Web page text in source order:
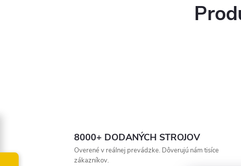
8000+ DODANÝCH STROJOV
Overené v reálnej prevádzke. Dôverujú nám tisíce
zákazníkov.